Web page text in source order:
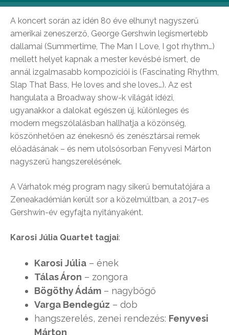
A koncert során az idén 80 éve elhunyt nagyszerű
amerikai zeneszerző, George Gershwin legismertebb
dallamai (Summertime, The Man I Love, I got rhythm…)
mellett helyet kapnak a mester kevésbé ismert, de
annál izgalmasabb kompozíciói is (Fascinating Rhythm,
Slap That Bass, He loves and she loves…). Az est
hangulata a Broadway show-k világát idézi,
ugyanakkor a dalokat egészen új, különleges és
modern megszólalásban hallhatja a közönség,
köszönhetően az énekesnő és zenésztársai remek
előadásának – és nem utolsósorban Fenyvesi Márton
nagyszerű hangszerelésének.
A Várhatok még program nagy sikerű bemutatójára a
Zeneakadémián került sor a közelmúltban, a 2017-es
Gershwin-év egyfajta nyitányaként.
Karosi Júlia Quartet tagjai:
Karosi Júlia – ének
Tálas Áron – zongora
Bögöthy Ádám – nagybőgő
Varga Bendegúz – dob
hangszerelés, zenei rendezés: Fenyvesi
Márton